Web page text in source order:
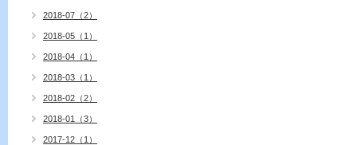
2018-07（2）
2018-05（1）
2018-04（1）
2018-03（1）
2018-02（2）
2018-01（3）
2017-12（1）